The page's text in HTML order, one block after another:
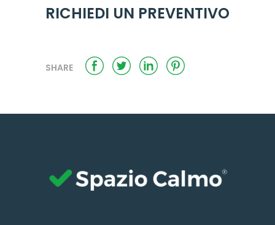
RICHIEDI UN PREVENTIVO
SHARE